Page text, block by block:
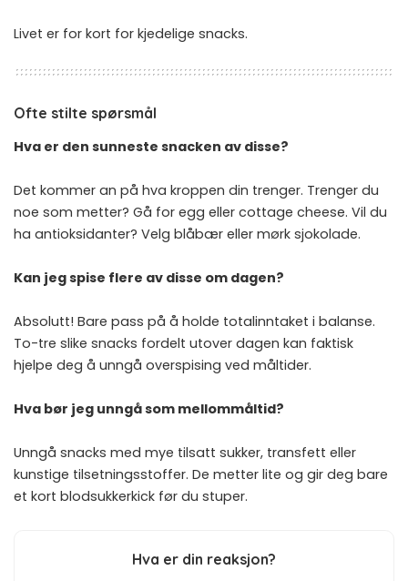
Livet er for kort for kjedelige snacks.
Ofte stilte spørsmål
Hva er den sunneste snacken av disse?
Det kommer an på hva kroppen din trenger. Trenger du
noe som metter? Gå for egg eller cottage cheese. Vil du
ha antioksidanter? Velg blåbær eller mørk sjokolade.
Kan jeg spise flere av disse om dagen?
Absolutt! Bare pass på å holde totalinntaket i balanse.
To-tre slike snacks fordelt utover dagen kan faktisk
hjelpe deg å unngå overspising ved måltider.
Hva bør jeg unngå som mellommåltid?
Unngå snacks med mye tilsatt sukker, transfett eller
kunstige tilsetningsstoffer. De metter lite og gir deg bare
et kort blodsukkerkick før du stuper.
Hva er din reaksjon?